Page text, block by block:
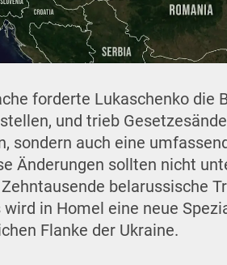
forderte Lukaschenko die
und trieb
sondern auch eine
Änderungen sollten nicht
belarussische
wird in Homel eine neue
Flanke der Ukraine.